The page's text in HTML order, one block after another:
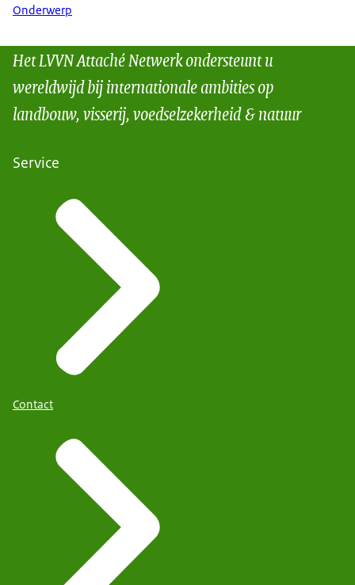
Onderwerp
Het LVVN Attaché Netwerk ondersteunt u
wereldwijd bij internationale ambities op
landbouw, visserij, voedselzekerheid & natuur
Service
Contact